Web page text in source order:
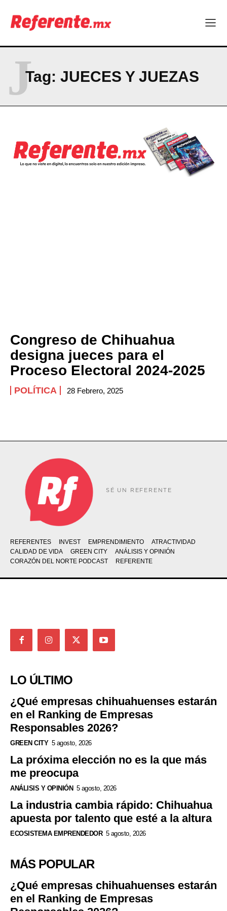
Company
CONTACT
PRIVACY POLICY
NEWSLETTER
Tag: JUECES Y JUEZAS
J
Congreso de Chihuahua
designa jueces para el
Proceso Electoral 2024-2025
POLÍTICA 28 Febrero, 2025
SÉ UN REFERENTE
REFERENTES INVEST EMPRENDIMIENTO
ATRACTIVIDAD
CALIDAD DE VIDA
GREEN CITY
ANÁLISIS Y OPINIÓN
CORAZÓN DEL NORTE PODCAST
REFERENTE
LO ÚLTIMO
¿Qué empresas chihuahuenses estarán
en el Ranking de Empresas
Responsables 2026?
GREEN CITY 5 agosto, 2026
La próxima elección no es la que más
me preocupa
ANÁLISIS Y OPINIÓN 5 agosto, 2026
La industria cambia rápido: Chihuahua
apuesta por talento que esté a la altura
ECOSISTEMA EMPRENDEDOR 5 agosto, 2026
MÁS POPULAR
¿Qué empresas chihuahuenses estarán
en el Ranking de Empresas